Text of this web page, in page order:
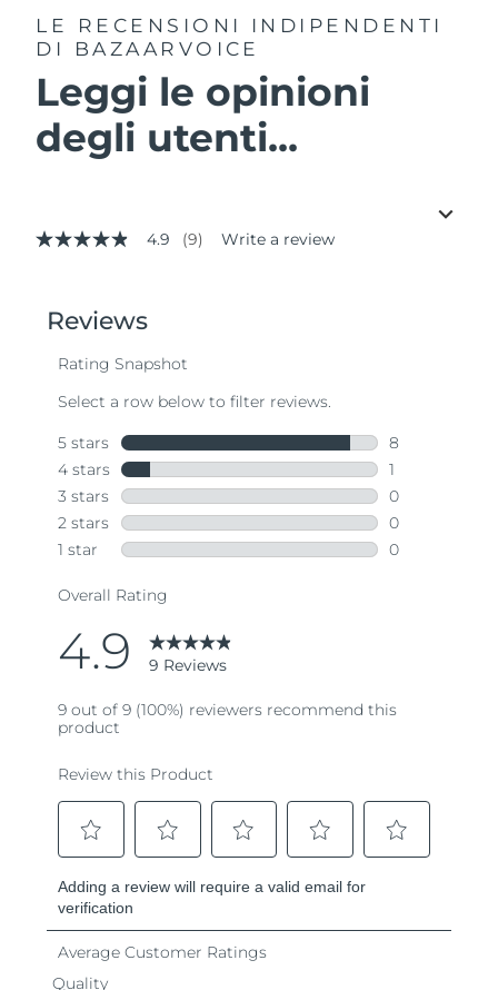
LE RECENSIONI INDIPENDENTI
DI BAZAARVOICE
Leggi le opinioni
degli utenti...
4.9
stars,
average
value.
Same
page
link.
4.9 (9) Write a review